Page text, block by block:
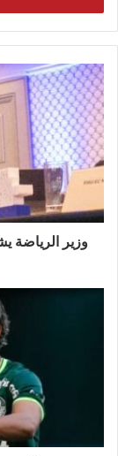
وزير الرياضة